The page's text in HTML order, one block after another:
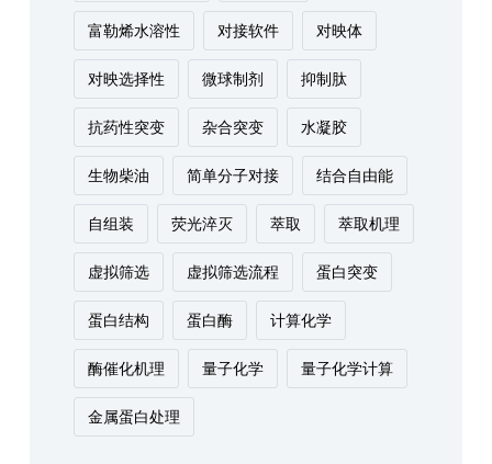
富勒烯水溶性 对接软件 对映体
对映选择性 微球制剂 抑制肽
抗药性突变 杂合突变 水凝胶
生物柴油 简单分子对接 结合自由能
自组装 荧光淬灭 萃取 萃取机理
虚拟筛选 虚拟筛选流程 蛋白突变
蛋白结构 蛋白酶 计算化学
酶催化机理 量子化学 量子化学计算
金属蛋白处理